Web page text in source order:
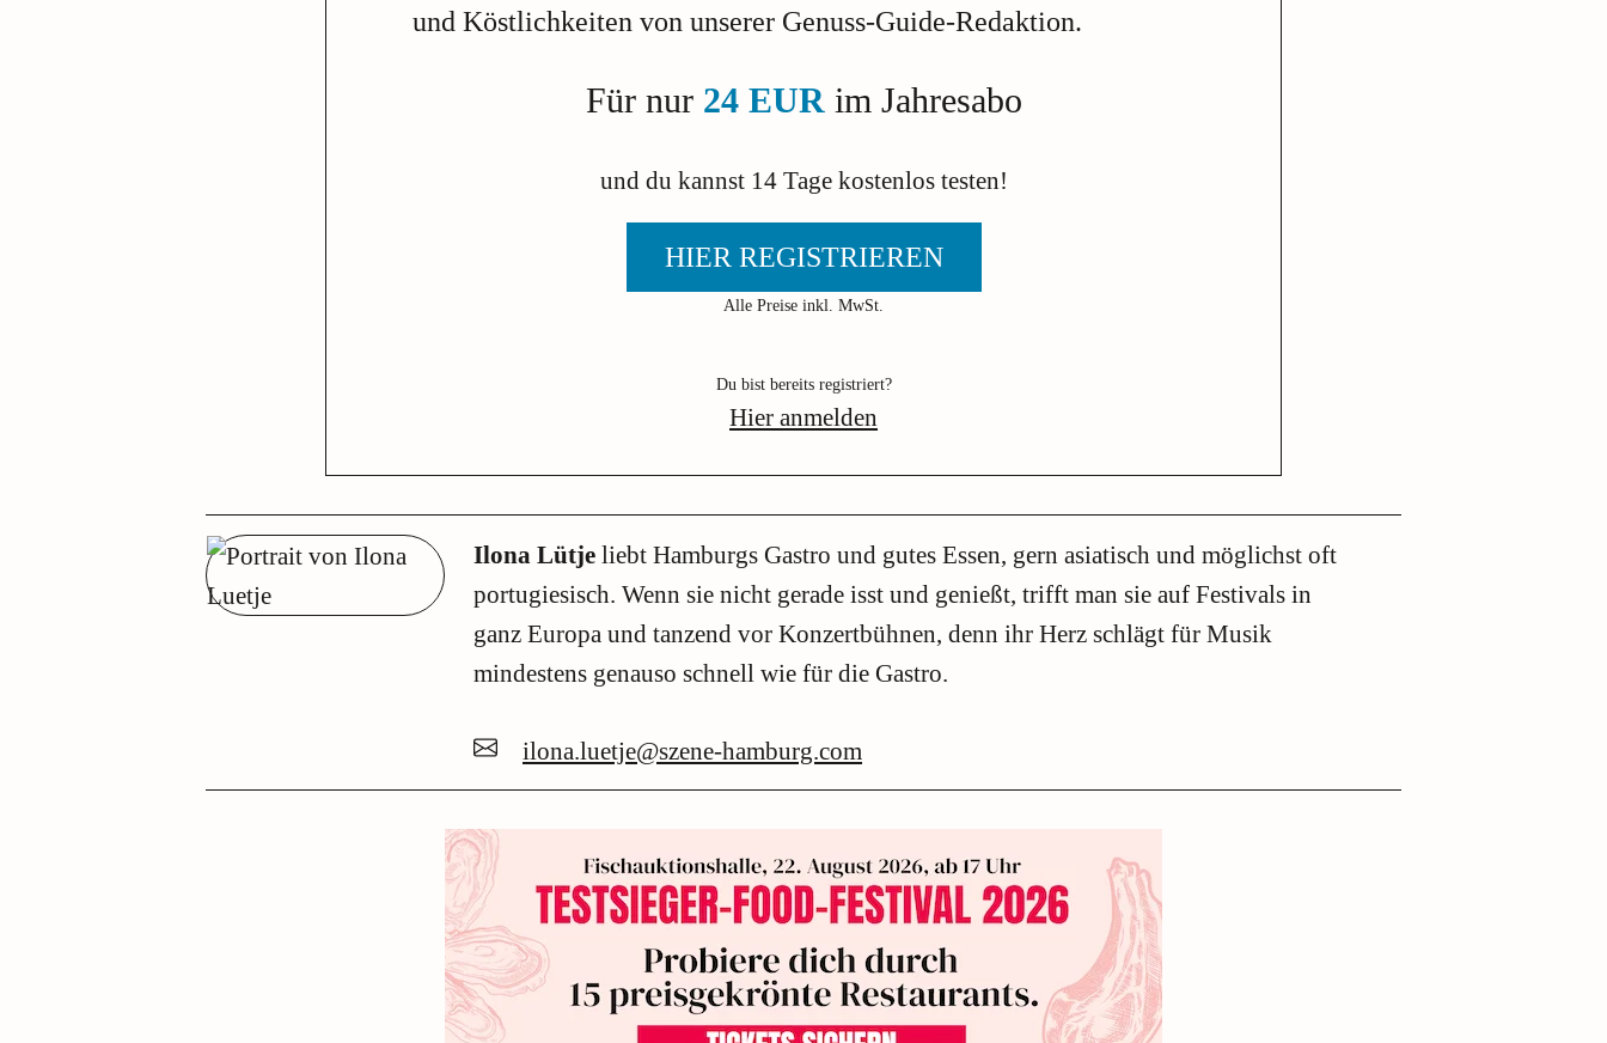
und Köstlichkeiten von unserer Genuss-Guide-Redaktion.
Für nur 24 EURim Jahresabo
und du kannst 14 Tage kostenlos testen!
HIER REGISTRIEREN
Alle Preise inkl. MwSt.
Du bist bereits registriert?
Hier anmelden
Ilona Lütje liebt Hamburgs Gastro und gutes Essen, gern asiatisch und möglichst oft
portugiesisch. Wenn sie nicht gerade isst und genießt, trifft man sie auf Festivals in
ganz Europa und tanzend vor Konzertbühnen, denn ihr Herz schlägt für Musik
mindestens genauso schnell wie für die Gastro.
ilona.luetje@szene-hamburg.com